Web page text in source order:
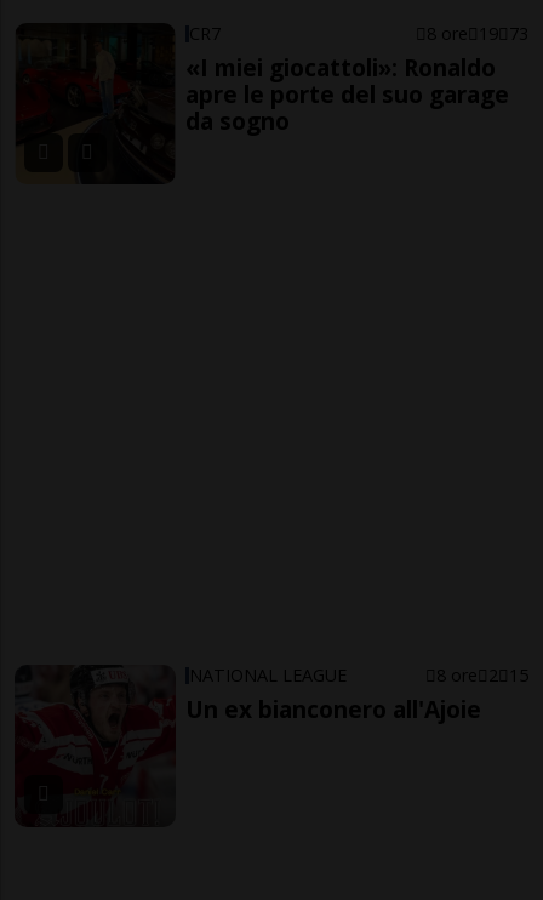
CR7 8 ore 19 73
«I miei giocattoli»: Ronaldo
apre le porte del suo garage
da sogno
NATIONAL LEAGUE 8 ore 2 15
Un ex bianconero all'Ajoie